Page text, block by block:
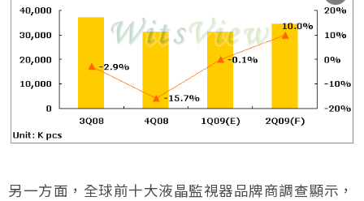
另一方面，全球前十大液晶監視器品牌商調查顯示，